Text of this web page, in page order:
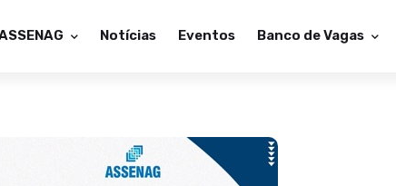
Notícias Eventos Banco de Vagas